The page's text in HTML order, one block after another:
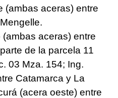
(ambas aceras) entre
aceras) entre
de la parcela 11
03 Mza. 154; Ing.
Catamarca y La
(acera oeste) entre